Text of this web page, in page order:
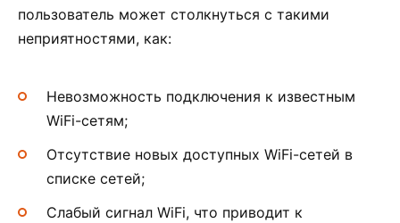
пользователь может столкнуться с такими
неприятностями, как:
Невозможность подключения к известным
WiFi-сетям;
Отсутствие новых доступных WiFi-сетей в
списке сетей;
Слабый сигнал WiFi, что приводит к